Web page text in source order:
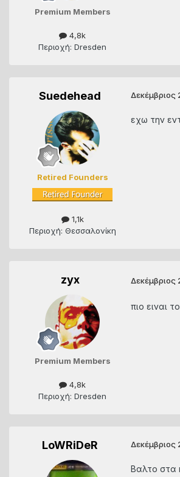
Premium Members
4,8k
Περιοχή: Dresden
Suedehead
Retired Founders
1,1k
Περιοχή: Θεσσαλονίκη
Δεκέμβριος
εχω την
zyx
Premium Members
4,8k
Περιοχή: Dresden
Δεκέμβριος
πιο ειναι
LoWRiDeR Δεκέμβριος
Βαλτο στα